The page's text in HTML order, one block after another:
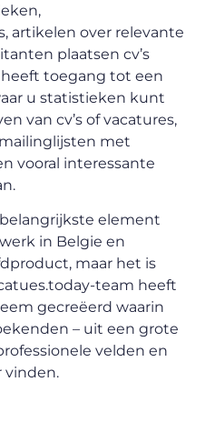
artikelen over relevante
plaatsen cv’s
toegang tot een
u statistieken kunt
van cv’s of vacatures,
met
vooral interessante
element
in Belgie en
maar het is
team heeft
gecreëerd waarin
– uit een grote
velden en
vinden.